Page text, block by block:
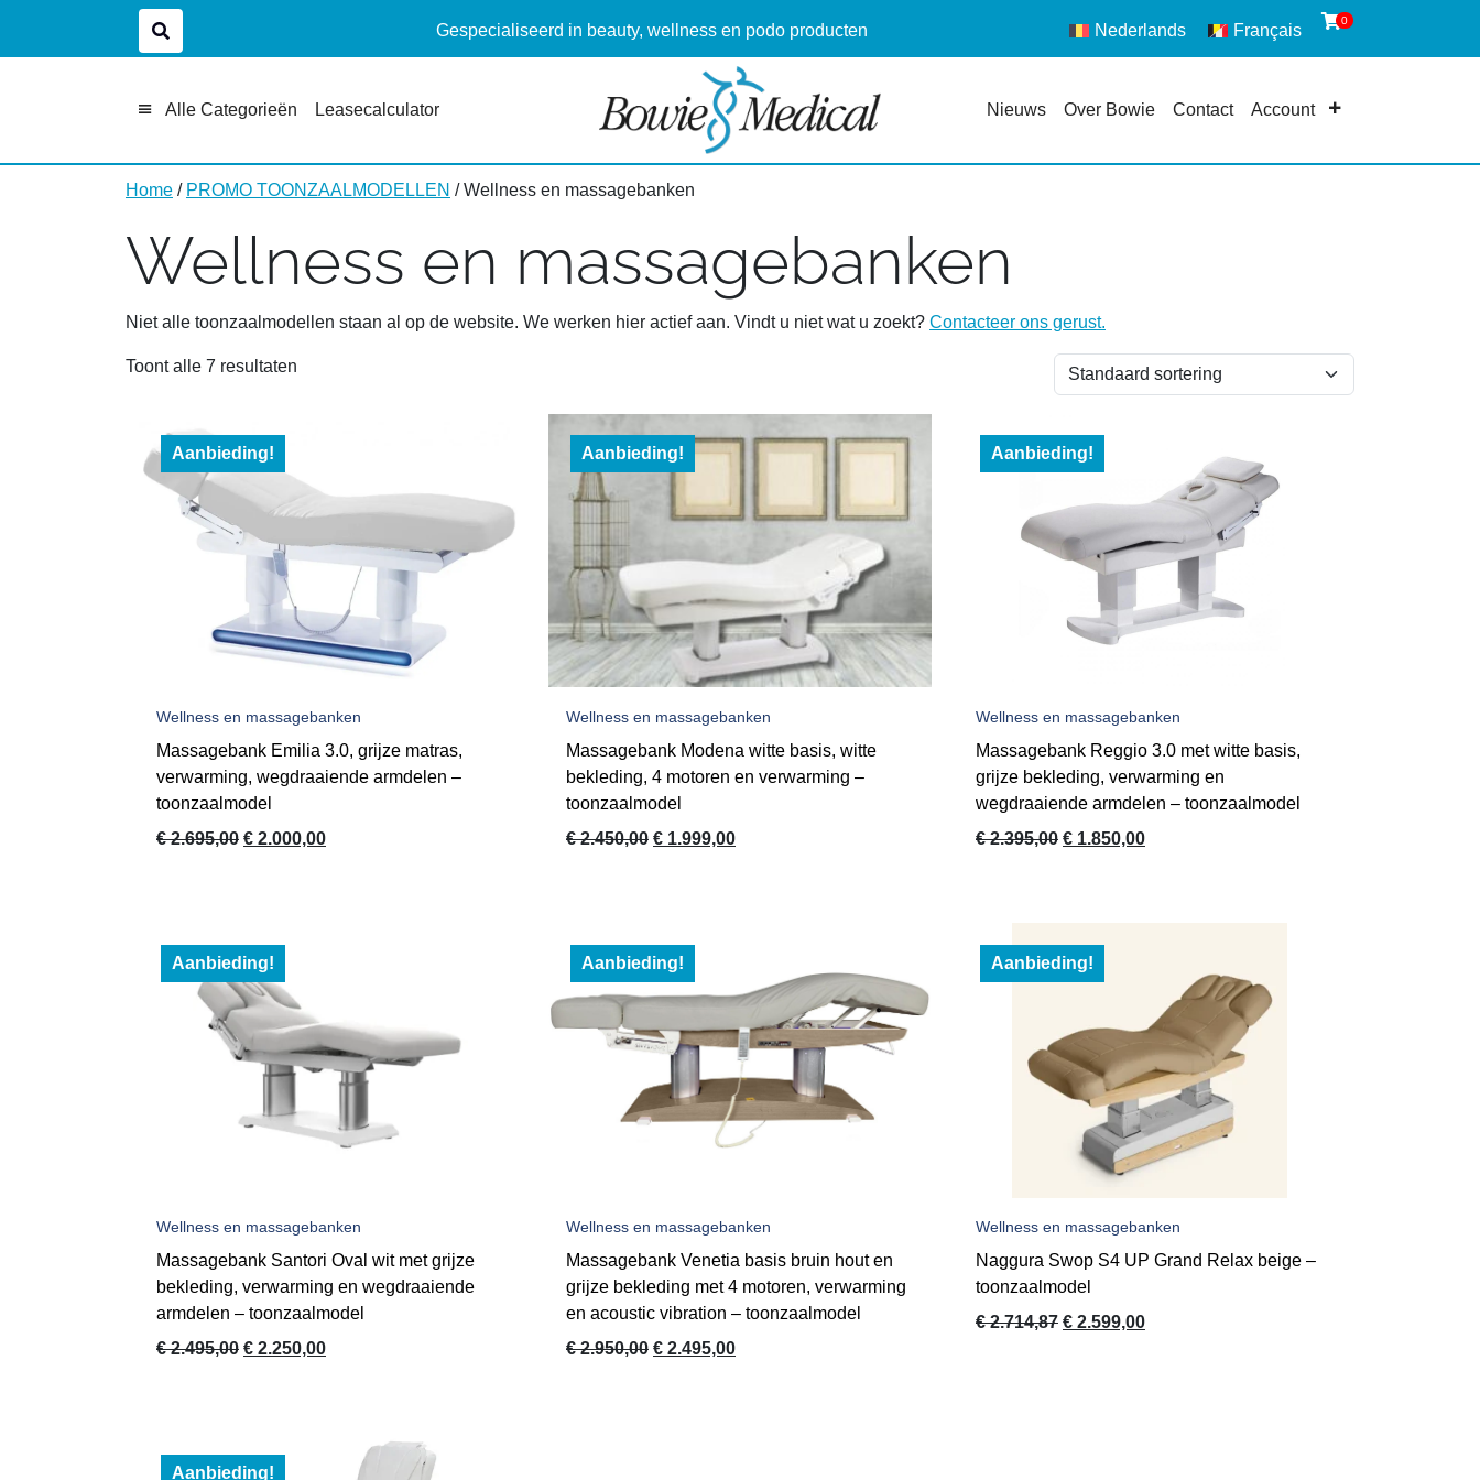
Nederlands Français
Gespecialiseerd in beauty, wellness en podo producten
0
Alle Categorieën Leasecalculator Nieuws Over Bowie Contact Account
Home / PROMO TOONZAALMODELLEN / Wellness en massagebanken
Wellness en massagebanken
Niet alle toonzaalmodellen staan al op de website. We werken hier actief aan. Vindt u niet wat u zoekt? Contacteer ons gerust.
Toont alle 7 resultaten
Aanbieding!
Wellness en massagebanken
Massagebank Emilia 3.0, grijze matras,
verwarming, wegdraaiende armdelen –
toonzaalmodel
€2.695,00 Oorspronkelijke
€ 2.000,00Huidige
Aanbieding!
Wellness en massagebanken
Massagebank Modena witte basis, witte
bekleding, 4 motoren en verwarming –
toonzaalmodel
€2.450,00 Oorspronkelijke
€ 1.999,00Huidige
Aanbieding!
Wellness en massagebanken
Massagebank Reggio 3.0 met witte basis,
grijze bekleding, verwarming en
wegdraaiende armdelen – toonzaalmodel
€2.395,00 Oorspronkelijke
€ 1.850,00Huidige
Aanbieding!
Wellness en massagebanken
Massagebank Santori Oval wit met grijze
bekleding, verwarming en wegdraaiende
armdelen – toonzaalmodel
€2.495,00 Oorspronkelijke
€ 2.250,00Huidige
Aanbieding!
Wellness en massagebanken
Massagebank Venetia basis bruin hout en
grijze bekleding met 4 motoren, verwarming
en acoustic vibration – toonzaalmodel
€2.950,00 Oorspronkelijke
€ 2.495,00Huidige
Aanbieding!
Wellness en massagebanken
Naggura Swop S4 UP Grand Relax beige –
toonzaalmodel
€2.714,87 Oorspronkelijke
€ 2.599,00Huidige
Aanbieding!